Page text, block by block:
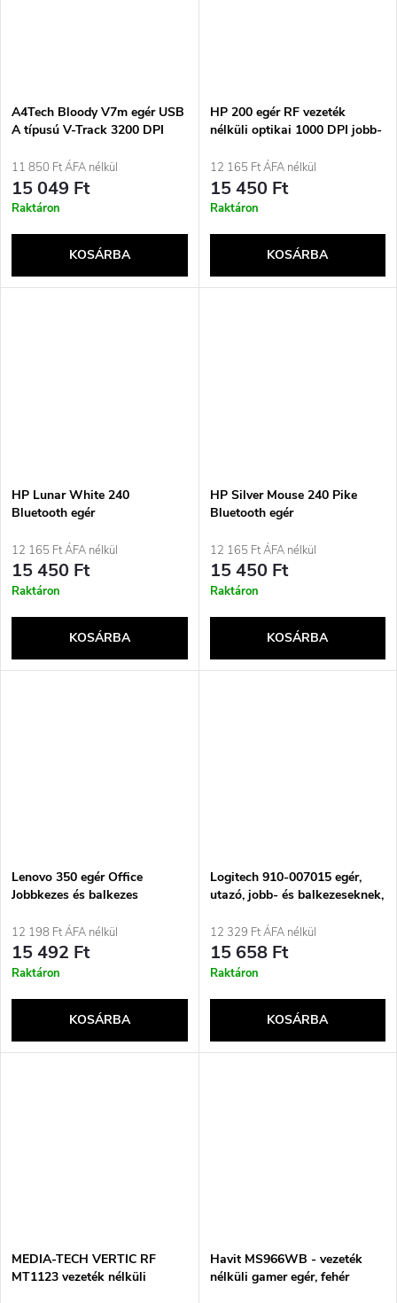
A4Tech Bloody V7m egér USB
A típusú V-Track 3200 DPI
11 850 Ft ÁFA nélkül
15 049 Ft
Raktáron
KOSÁRBA
HP 200 egér RF vezeték
nélküli optikai 1000 DPI jobb-
számára
12 165 Ft ÁFA nélkül
15 450 Ft
Raktáron
KOSÁRBA
HP Lunar White 240
Bluetooth egér
12 165 Ft ÁFA nélkül
15 450 Ft
Raktáron
KOSÁRBA
HP Silver Mouse 240 Pike
Bluetooth egér
12 165 Ft ÁFA nélkül
15 450 Ft
Raktáron
KOSÁRBA
Lenovo 350 egér Office
Jobbkezes és balkezes
12 198 Ft ÁFA nélkül
15 492 Ft
Raktáron
KOSÁRBA
Logitech 910-007015 egér,
utazó, jobb- és balkezeseknek,
Bluetooth, optikai, 4000 DPI
12 329 Ft ÁFA nélkül
15 658 Ft
Raktáron
KOSÁRBA
MEDIA-TECH VERTIC RF
MT1123 vezeték nélküli
Havit MS966WB - vezeték
nélküli gamer egér, fehér